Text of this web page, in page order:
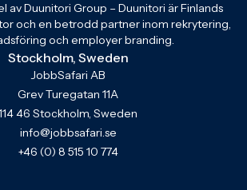
av Duunitori Group – Duunitori är Finlands
och en betrodd partner inom rekrytering,
och employer branding.
Stockholm, Sweden
JobbSafari AB
Grev Turegatan 11A
46 Stockholm, Sweden
info@jobbsafari.se
+46 (0) 8 515 10 774